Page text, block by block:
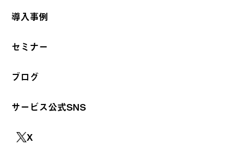
導入事例
セミナー
ブログ
サービス公式SNS
X